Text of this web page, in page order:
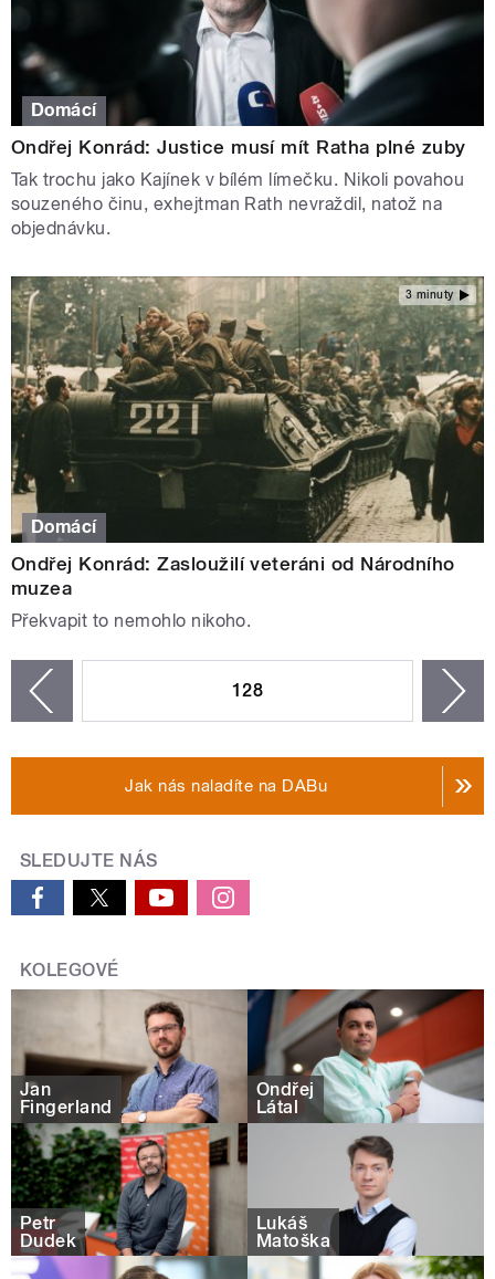
Domácí
Ondřej Konrád: Justice musí mít Ratha plné zuby
Tak trochu jako Kajínek v bílém límečku. Nikoli povahou
souzeného činu, exhejtman Rath nevraždil, natož na
objednávku.
3 minuty
Domácí
Ondřej Konrád: Zasloužilí veteráni od Národního
muzea
Překvapit to nemohlo nikoho.
128
Jak nás naladíte na DABu
SLEDUJTE NÁS
KOLEGOVÉ
Jan
Fingerland
Ondřej
Látal
Petr
Dudek
Lukáš
Matoška